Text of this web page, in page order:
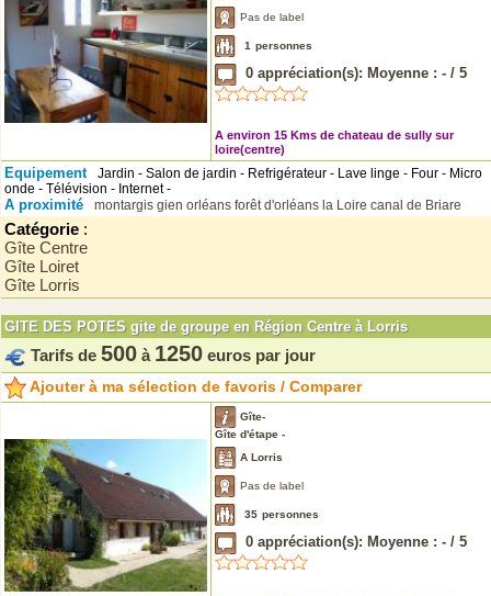
Pas de label
1 personnes
0 appréciation(s): Moyenne : - / 5
A environ 15 Kms de chateau de sully sur
loire(centre)
Equipement
Jardin - Salon de jardin - Refrigérateur - Lave linge - Four - Micro
onde - Télévision - Internet -
A proximité montargis gien orléans forêt d'orléans la Loire canal de Briare
Catégorie :
Gîte Centre
Gîte Loiret
Gîte Lorris
GITE DES POTES gite de groupe en Région Centre à Lorris
Tarifs de 500 à 1250 euros par jour
Ajouter à ma sélection de favoris / Comparer
Gîte-
Gîte d'étape -
A Lorris
Pas de label
35 personnes
0 appréciation(s): Moyenne : - / 5